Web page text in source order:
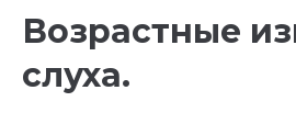
Возрастные
слуха.